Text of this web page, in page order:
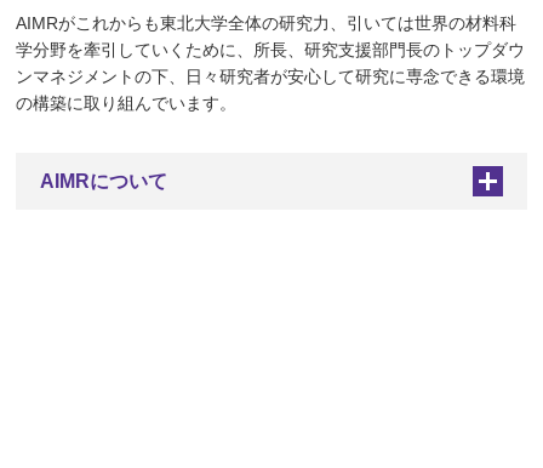
AIMRがこれからも東北大学全体の研究力、引いては世界の材料科
学分野を牽引していくために、所長、研究支援部門長のトップダウ
ンマネジメントの下、日々研究者が安心して研究に専念できる環境
の構築に取り組んでいます。
AIMRについて +